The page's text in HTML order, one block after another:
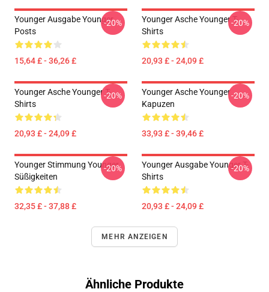
Younger Ausgabe Younger
Posts
15,64 £ - 36,26 £
-20%
Younger Asche Younger T-
Shirts
20,93 £ - 24,09 £
-20%
Younger Asche Younger T-
Shirts
20,93 £ - 24,09 £
-20%
Younger Asche Younger
Kapuzen
33,93 £ - 39,46 £
-20%
Younger Stimmung Younger
Süßigkeiten
32,35 £ - 37,88 £
-20%
Younger Ausgabe Younger T-
Shirts
20,93 £ - 24,09 £
-20%
MEHR ANZEIGEN
Ähnliche Produkte